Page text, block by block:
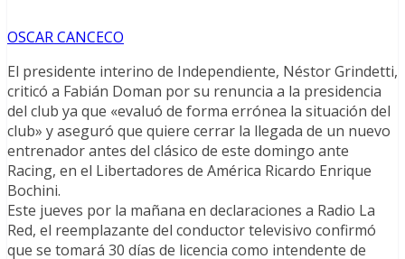
OSCAR CANCECO
El presidente interino de Independiente, Néstor Grindetti,
criticó a Fabián Doman por su renuncia a la presidencia
del club ya que «evaluó de forma errónea la situación del
club» y aseguró que quiere cerrar la llegada de un nuevo
entrenador antes del clásico de este domingo ante
Racing, en el Libertadores de América Ricardo Enrique
Bochini.
Este jueves por la mañana en declaraciones a Radio La
Red, el reemplazante del conductor televisivo confirmó
que se tomará 30 días de licencia como intendente de